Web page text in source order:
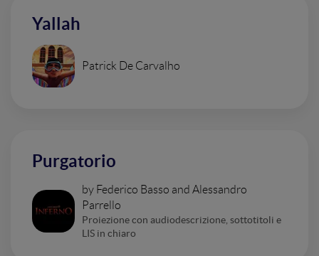
Yallah
Patrick De Carvalho
Purgatorio
by Federico Basso and Alessandro
Parrello
Proiezione con audiodescrizione, sottotitoli e
LIS in chiaro